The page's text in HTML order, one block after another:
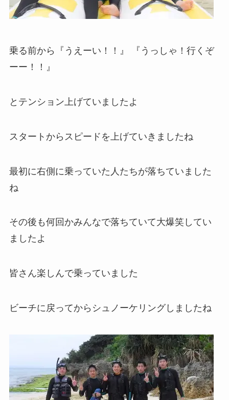
乗る前から『うえーい！！』 『うっしゃ！行くぞ
ーー！！』
とテンション上げていましたよ
スタートからスピードを上げていきましたね
最初に右側に乗っていた人たちが落ちていました
ね
その後も何回かみんなで落ちていて大爆笑してい
ましたよ
皆さん楽しんで乗っていました
ビーチに戻ってからシュノーケリングしましたね